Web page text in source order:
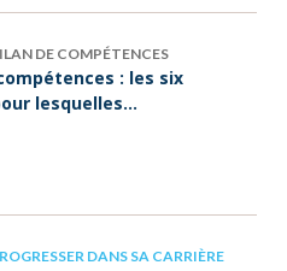
DE COMPÉTENCES
: les six
lesquelles
DANS SA CARRIÈRE